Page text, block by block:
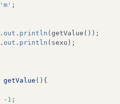
'm' ;
. out . println (getValue ());
. out . println ( sexo );
getValue (){
- 1 ;